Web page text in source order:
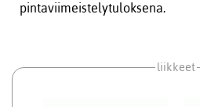
pintaviimeistelytuloksena.
liikkeet